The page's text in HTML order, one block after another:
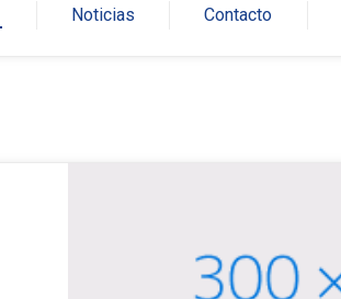
Noticias Contacto